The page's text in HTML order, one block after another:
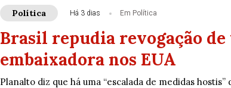
Política Há 3 dias Em Política
Brasil repudia revogação
embaixadora nos EUA
Planalto diz que há uma “escalada de medidas